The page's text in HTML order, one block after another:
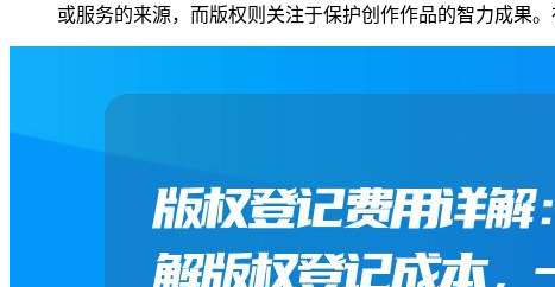
或服务的来源，而版权则关注于保护创作作品的智力成果